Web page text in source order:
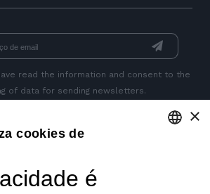
read the information and consent to the
of data for sending newsletters.
×
cookies de
é